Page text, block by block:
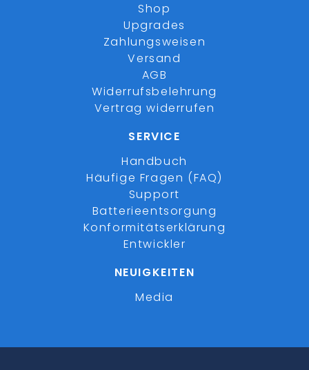
Shop
Upgrades
Zahlungsweisen
Versand
AGB
Widerrufsbelehrung
Vertrag widerrufen
SERVICE
Handbuch
Häufige Fragen (FAQ)
Support
Batterieentsorgung
Konformitätserklärung
Entwickler
NEUIGKEITEN
Media